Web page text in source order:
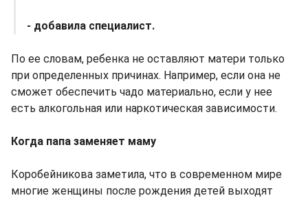
- добавила специалист.
По ее словам, ребенка не оставляют матери только
при определенных причинах. Например, если она не
сможет обеспечить чадо материально, если у нее
есть алкогольная или наркотическая зависимости.
Когда папа заменяет маму
Коробейникова заметила, что в современном мире
многие женщины после рождения детей выходят